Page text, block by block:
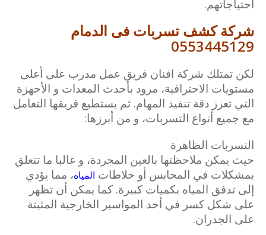
احتياجاتهم.
شركة كشف تسربات فى الدمام
0553445129
لكن تمتلك شركة افنان فريق عمل مدرب على أعلى
مستويات الاحترافية، مزود بأحدث المعدات و الأجهزة
التي تعزز دقة تنفيذ المهام. ثم يستطيع فريقها التعامل
مع جميع أنواع التسربات، و من أبرزها:
التسربات الظاهرة
حيث يمكن ملاحظتها بالعين المجردة، و غالبا ما تتعلق
بمشكلات في المحابس أو خلاطات المياه، مما يؤدي
إلى تدفق المياه بكميات كبيرة. كما يمكن أن تظهر
على شكل كسر في أحد المواسير الخارجية المثبتة
على الجدران.